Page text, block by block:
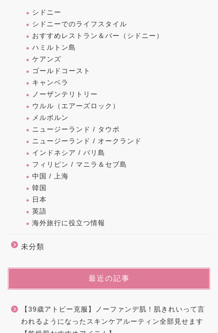
シドニー
シドニーでのライフスタイル
おすすめレストラン＆バー（シドニー）
ハミルトン島
ケアンズ
ゴールドコースト
キャンベラ
ノーザンテリトリー
ウルル（エアーズロック）
メルボルン
ニュージーランド / タウポ
ニュージーランド / オークランド
インドネシア / バリ島
フィリピン / マニラ＆セブ島
中国 / 上海
韓国
日本
英語
海外旅行に役立つ情報
未分類
最近の記事
【39歳アトピー克服】ノーファンデ肌！肌きれいって言
われるようになったスキンケアルーティン全部見せます